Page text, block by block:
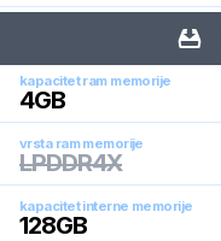
kapacitet ram memorije
4GB
vrsta ram memorije
LPDDR4X
kapacitet interne memorije
128GB